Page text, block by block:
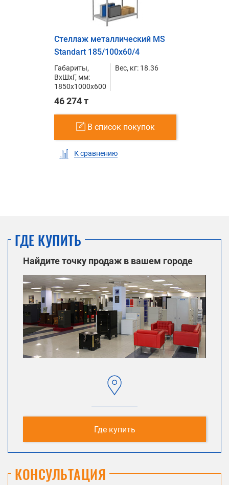
Стеллаж металлический MS
Standart 185/100x60/4
Габариты,
ВxШxГ, мм:
1850x1000x600
Вес, кг: 18.36
46 274 т
В список покупок
К сравнению
ГДЕ КУПИТЬ
Найдите точку продаж в вашем городе
Где купить
КОНСУЛЬТАЦИЯ